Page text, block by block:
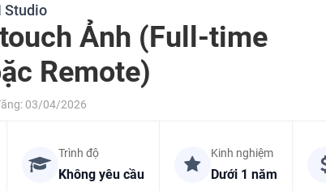
Studio
Ảnh (Full-time
Remote)
03/04/2026
Trình độ
Không yêu cầu
Kinh nghiệm
Dưới 1 năm